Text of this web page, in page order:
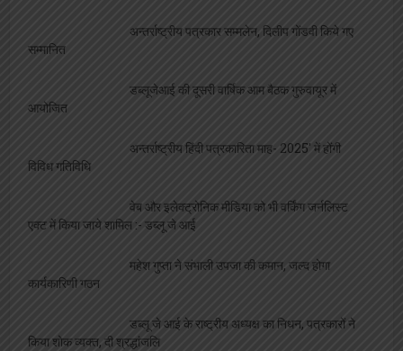
अन्तर्राष्ट्रीय पत्रकार सम्मलेन, दिलीप गोंडवी किये गए
सम्मानित
डब्लूजेआई की दूसरी वार्षिक आम बैठक गुरुवायूर में
आयोजित
अन्तर्राष्ट्रीय हिंदी पत्रकारिता माह- 2025′ में होंगी
विविध गतिविधि
वेब और इलेक्ट्रोनिक मीडिया को भी वर्किंग जर्नलिस्ट
एक्ट में किया जाये शामिल :- डब्लू जे आई
महेश गुप्ता ने संभाली उपजा की कमान, जल्द होगा
कार्यकारिणी गठन
डब्लू जे आई के राष्ट्रीय अध्यक्ष का निधन, पत्रकारों ने
किया शोक व्यक्त, दी श्रद्धांजलि